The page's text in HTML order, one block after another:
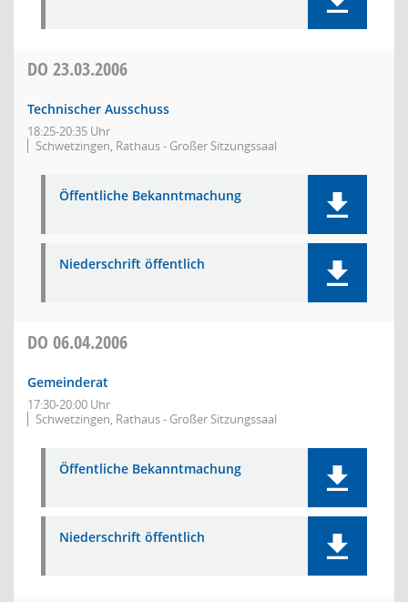
DO 23.03.2006
Technischer Ausschuss
18:25-20:35 Uhr
Schwetzingen, Rathaus - Großer Sitzungssaal
Öffentliche Bekanntmachung
Niederschrift öffentlich
DO 06.04.2006
Gemeinderat
17:30-20:00 Uhr
Schwetzingen, Rathaus - Großer Sitzungssaal
Öffentliche Bekanntmachung
Niederschrift öffentlich